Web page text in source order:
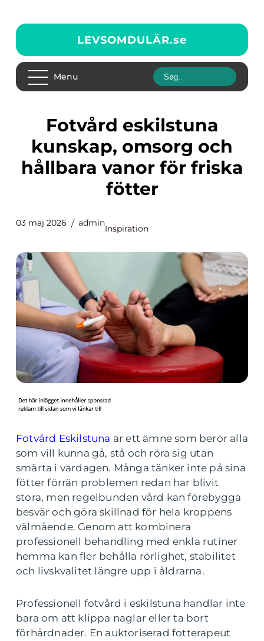
LEVSOMDULÄR.se
Menu
Fotvård eskilstuna
kunskap, omsorg och
hållbara vanor för friska
fötter
03 maj 2026 admin
Inspiration
Fotvård Eskilstuna är ett ämne som berör alla
som vill kunna gå, stå och röra sig utan
smärta i vardagen. Många tänker inte på sina
fötter förrän problemen redan har blivit
stora, men regelbunden vård kan förebygga
besvär och göra skillnad för hela kroppens
välmående. Genom att kombinera
professionell behandling med enkla rutiner
hemma kan fler behålla rörlighet, stabilitet
och livskvalitet längre upp i åldrarna.
Professionell fotvård i eskilstuna handlar inte
bara om att klippa naglar eller ta bort
förhårdnader. En auktoriserad fotterapeut